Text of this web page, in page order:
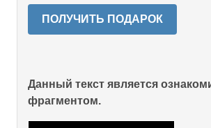
ПОЛУЧИТЬ ПОДАРОК
Данный текст является
фрагментом.